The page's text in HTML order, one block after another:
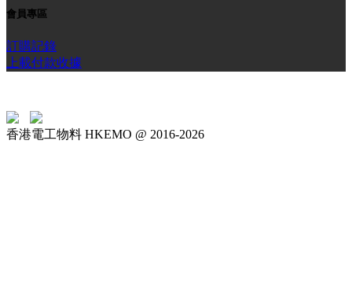
會員專區
訂購記錄
上載付款收據
香港電工物料 HKEMO @ 2016-2026